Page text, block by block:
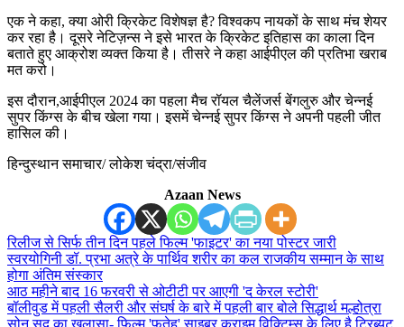
एक ने कहा, क्या ओरी क्रिकेट विशेषज्ञ है? विश्वकप नायकों के साथ मंच शेयर
कर रहा है। दूसरे नेटिज़न्स ने इसे भारत के क्रिकेट इतिहास का काला दिन
बताते हुए आक्रोश व्यक्त किया है। तीसरे ने कहा आईपीएल की प्रतिभा खराब
मत करो।
इस दौरान,आईपीएल 2024 का पहला मैच रॉयल चैलेंजर्स बेंगलुरु और चेन्नई
सुपर किंग्स के बीच खेला गया। इसमें चेन्नई सुपर किंग्स ने अपनी पहली जीत
हासिल की।
हिन्दुस्थान समाचार/ लोकेश चंद्रा/संजीव
Azaan News
रिलीज से सिर्फ तीन दिन पहले फिल्म 'फाइटर' का नया पोस्टर जारी
स्वरयोगिनी डॉ. प्रभा अत्रे के पार्थिव शरीर का कल राजकीय सम्मान के साथ
होगा अंतिम संस्कार
आठ महीने बाद 16 फरवरी से ओटीटी पर आएगी 'द केरल स्टोरी'
बॉलीवुड में पहली सैलरी और संघर्ष के बारे में पहली बार बोले सिद्धार्थ मल्होत्रा
सोनू सूद का खुलासा- फ़िल्म 'फतेह' साइबर क्राइम विक्टिम्स के लिए है ट्रिब्यूट